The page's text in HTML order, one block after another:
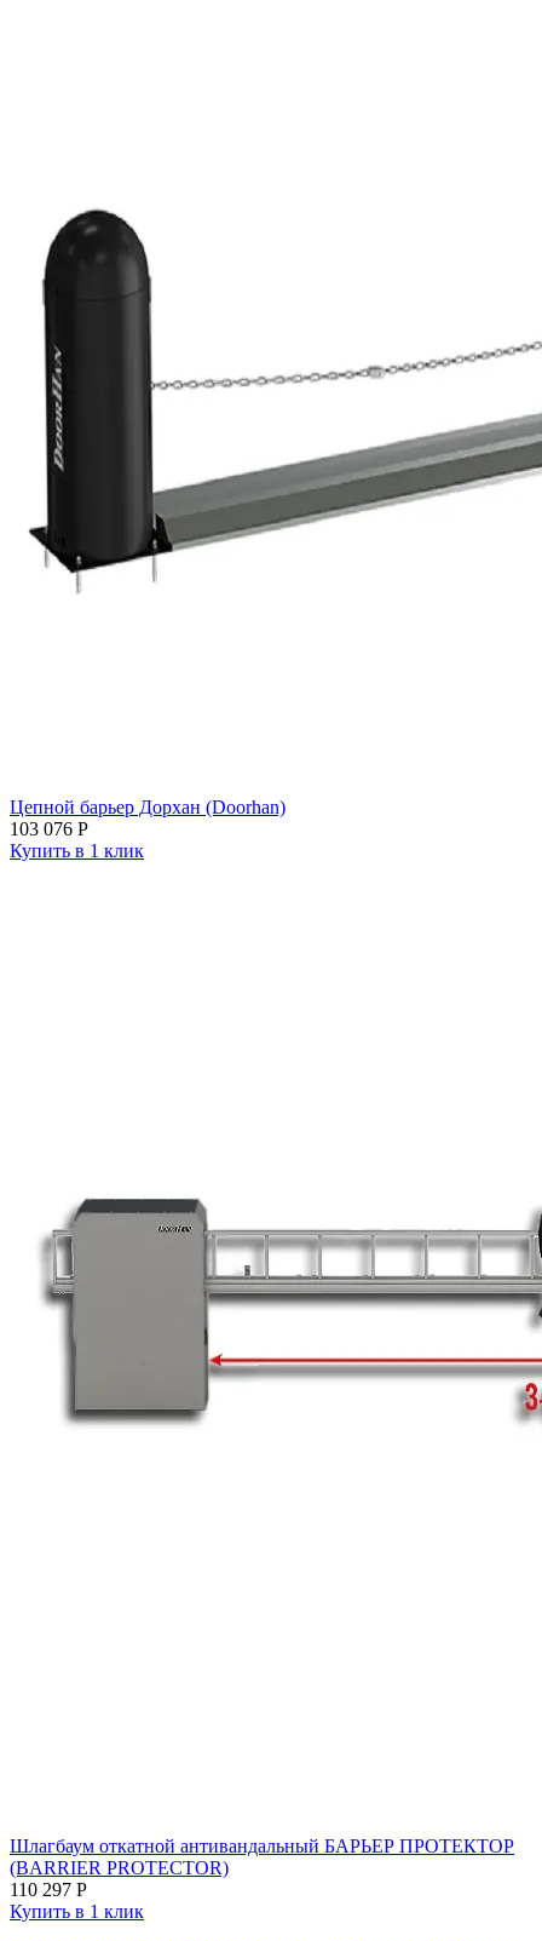
Цепной барьер Дорхан (Doorhan)
103 076 Р
Купить в 1 клик
Шлагбаум откатной антивандальный БАРЬЕР ПРОТЕКТОР
(BARRIER PROTECTOR)
110 297 Р
Купить в 1 клик